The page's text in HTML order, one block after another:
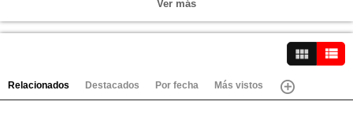
Canales:
Ver más
Relacionados Destacados Por fecha Más vistos